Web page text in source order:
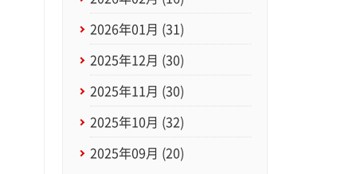
2026年01月 (31)
2025年12月 (30)
2025年11月 (30)
2025年10月 (32)
2025年09月 (20)